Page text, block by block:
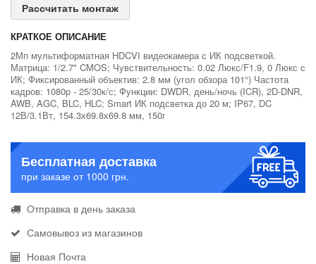
Рассчитать монтаж
КРАТКОЕ ОПИСАНИЕ
2Мп мультиформатная HDCVI видеокамера с ИК подсветкой.
Матрица: 1/2.7" CMOS; Чувствительность: 0.02 Люкс/F1.9, 0 Люкс с
ИК; Фиксированный объектив: 2.8 мм (угол обзора 101°) Частота
кадров: 1080p - 25/30к/с; Функции: DWDR, день/ночь (ICR), 2D-DNR,
AWB, AGC, BLC, HLC; Smart ИК подсветка до 20 м; IP67, DC
12В/3.1Вт, 154.3х69.8х69.8 мм, 150г
Бесплатная доставка
при заказе от 1000 грн.
Отправка в день заказа
Самовывоз из магазинов
Новая Почта